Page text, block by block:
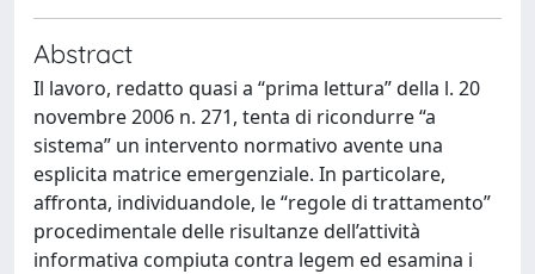
Abstract
Il lavoro, redatto quasi a “prima lettura” della l. 20
novembre 2006 n. 271, tenta di ricondurre “a
sistema” un intervento normativo avente una
esplicita matrice emergenziale. In particolare,
affronta, individuandole, le “regole di trattamento”
procedimentale delle risultanze dell’attività
informativa compiuta contra legem ed esamina i